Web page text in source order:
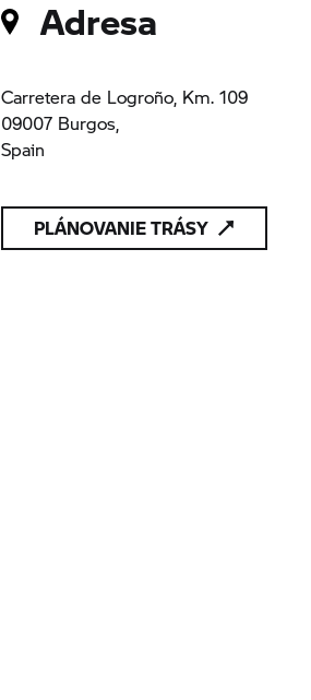
Adresa
Carretera de Logroño, Km. 109
09007 Burgos,
Spain
PLÁNOVANIE TRÁSY